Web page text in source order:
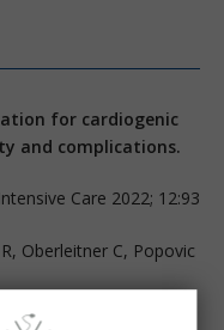
for cardiogenic
and complications.
Care 2022; 12:93
Oberleitner C, Popovic